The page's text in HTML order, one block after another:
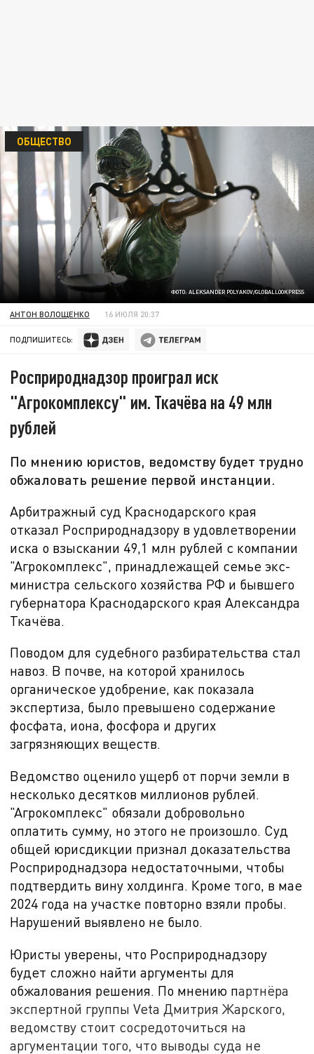
ФОТО: ALEKSANDER POLYAKOV/GLOBALLOOKPRESS
ОБЩЕСТВО
АНТОН ВОЛОЩЕНКО 16 ИЮЛЯ 20:37
ПОДПИШИТЕСЬ:
Росприроднадзор проиграл иск
"Агрокомплексу" им. Ткачёва на 49 млн
рублей
По мнению юристов, ведомству будет трудно
обжаловать решение первой инстанции.
Арбитражный суд Краснодарского края
отказал Росприроднадзору в удовлетворении
иска о взыскании 49,1 млн рублей с компании
"Агрокомплекс", принадлежащей семье экс-
министра сельского хозяйства РФ и бывшего
губернатора Краснодарского края Александра
Ткачёва.
Поводом для судебного разбирательства стал
навоз. В почве, на которой хранилось
органическое удобрение, как показала
экспертиза, было превышено содержание
фосфата, иона, фосфора и других
загрязняющих веществ.
Ведомство оценило ущерб от порчи земли в
несколько десятков миллионов рублей.
"Агрокомплекс" обязали добровольно
оплатить сумму, но этого не произошло. Суд
общей юрисдикции признал доказательства
Росприроднадзора недостаточными, чтобы
подтвердить вину холдинга. Кроме того, в мае
2024 года на участке повторно взяли пробы.
Нарушений выявлено не было.
Юристы уверены, что Росприроднадзору
будет сложно найти аргументы для
обжалования решения. По мнению партнёра
экспертной группы Veta Дмитрия Жарского,
ведомству стоит сосредоточиться на
аргументации того, что выводы суда не